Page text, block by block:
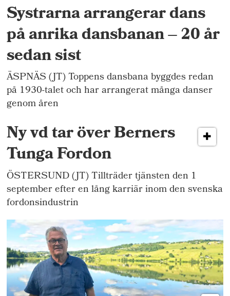
Systrarna arrangerar dans
på anrika dansbanan – 20 år
sedan sist
ÄSPNÄS (JT) Toppens dansbana byggdes redan
på 1930-talet och har arrangerat många danser
genom åren
Ny vd tar över Berners
Tunga Fordon
ÖSTERSUND (JT) Tillträder tjänsten den 1
september efter en lång karriär inom den svenska
fordonsindustrin